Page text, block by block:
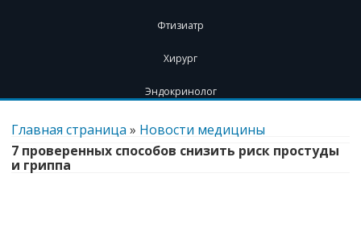
Фтизиатр
Хирург
Эндокринолог
Перейти
содержимому
Главная страница » Новости медицины
7 проверенных способов снизить риск простуды
и гриппа